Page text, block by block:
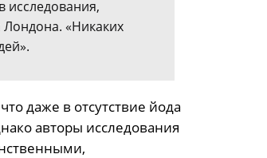
исследования,
«Никаких
даже в отсутствие йода
авторы исследования